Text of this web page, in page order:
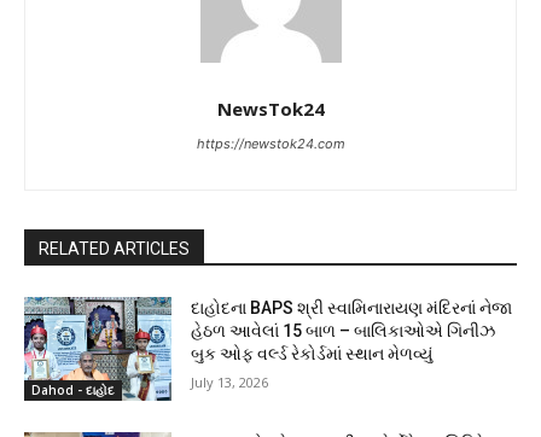
NewsTok24
https://newstok24.com
RELATED ARTICLES
Dahod - દાહોદ
દાહોદના BAPS શ્રી સ્વામિનારાયણ મંદિરનાં નેજા
હેઠળ આવેલાં 15 બાળ – બાલિકાઓએ ગિનીઝ
બુક ઓફ વર્લ્ડ રેકોર્ડમાં સ્થાન મેળવ્યું
July 13, 2026